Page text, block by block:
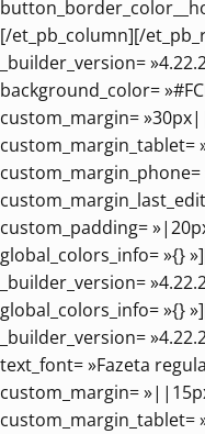
[/et_pb_column][/
_builder_version=
background_color=
custom_margin=
custom_padding=
global_colors_info= »{}
_builder_version=
global_colors_info= »{}
_builder_version=
text_font= »Fazeta
custom_margin=